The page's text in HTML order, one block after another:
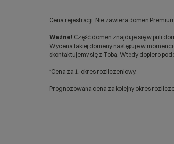
Cena rejestracji. Nie zawiera domen
Ważne! Część domen znajduje się w puli
Wycena takiej domeny następuje w
skontaktujemy się z Tobą. Wtedy dopiero
*Cena za 1. okres rozliczeniowy.
Prognozowana cena za kolejny okres